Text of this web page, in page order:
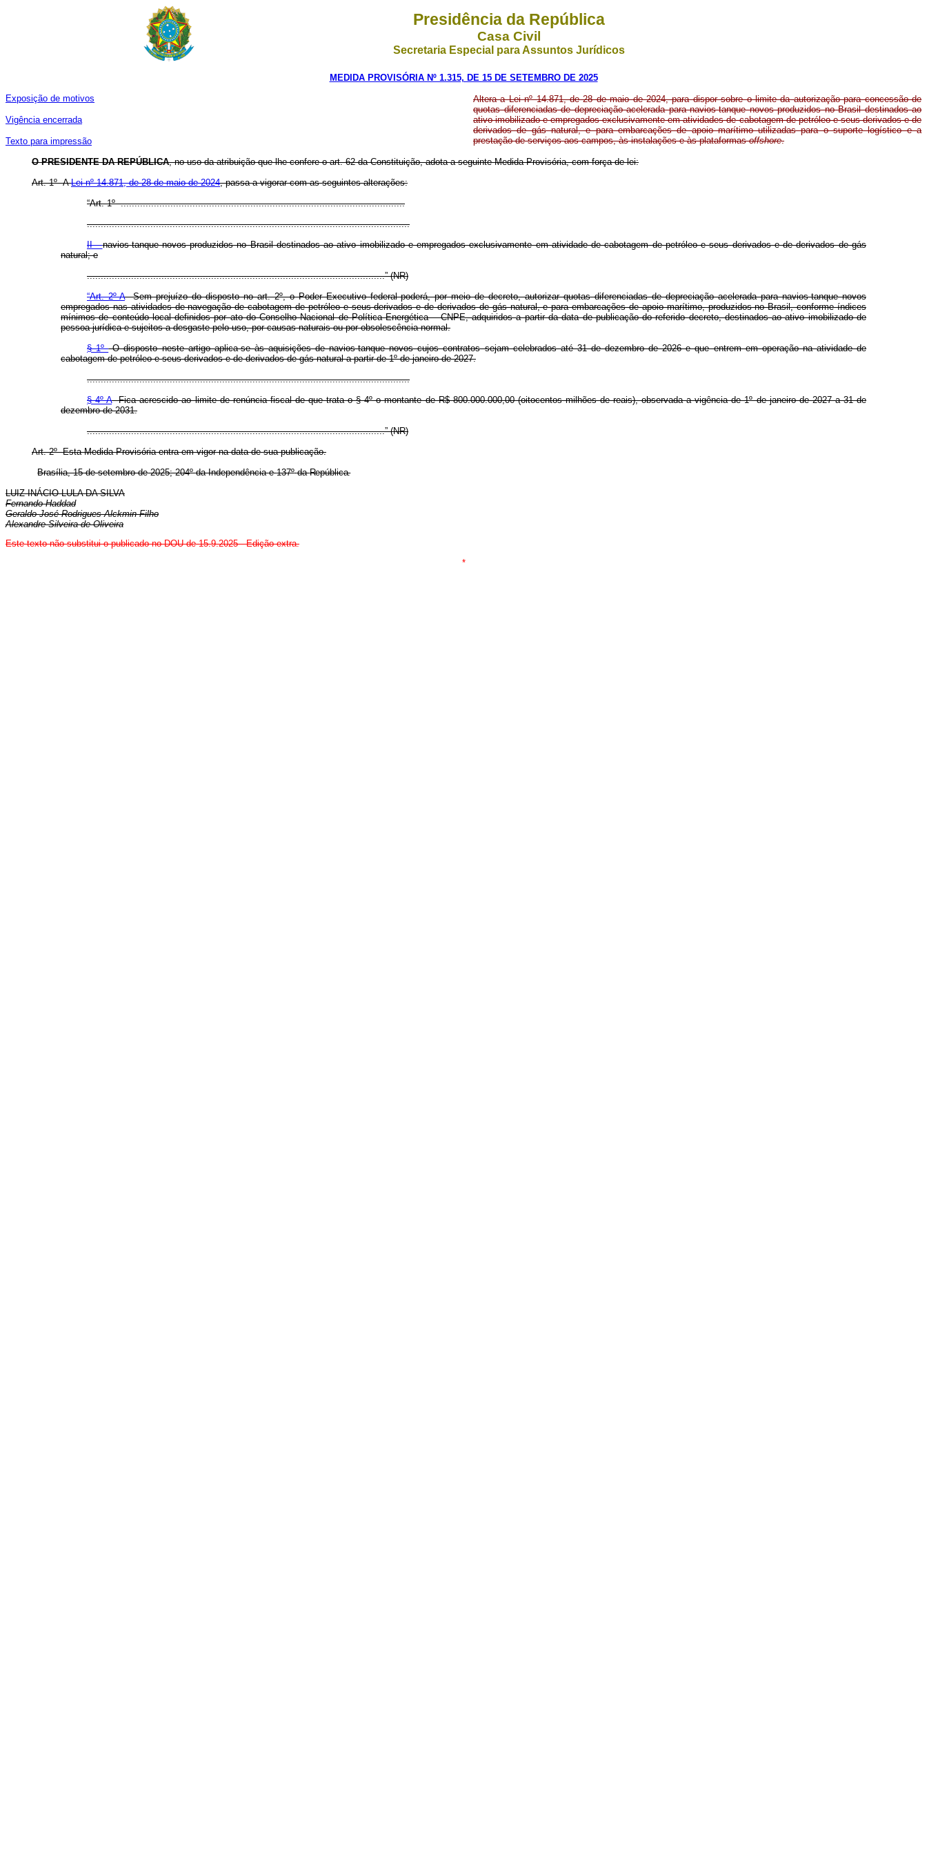
Presidência da República
Casa Civil
Secretaria Especial para Assuntos Jurídicos
MEDIDA PROVISÓRIA Nº 1.315, DE 15 DE SETEMBRO DE 2025
Exposição de motivos
Vigência encerrada
Texto para impressão
Altera a Lei nº 14.871, de 28 de maio de 2024, para dispor sobre o limite da autorização para concessão de
quotas diferenciadas de depreciação acelerada para navios-tanque novos produzidos no Brasil destinados ao
ativo imobilizado e empregados exclusivamente em atividades de cabotagem de petróleo e seus derivados e de
derivados de gás natural, e para embarcações de apoio marítimo utilizadas para o suporte logístico e a
prestação de serviços aos campos, às instalações e às plataformasoffshore.
O PRESIDENTE DA REPÚBLICA, no uso da atribuição que lhe confere o art. 62 da Constituição, adota a seguinte Medida Provisória, com força de lei:
Art. 1º ALei nº 14.871, de 28 de maio de 2024, passa a vigorar com as seguintes alterações:
“Art. 1º .......................................................................................................
.....................................................................................................................
II -navios-tanque novos produzidos no Brasil destinados ao ativo imobilizado e empregados exclusivamente em atividade de cabotagem de petróleo e seus derivados e de derivados de gás
natural; e
............................................................................................................” (NR)
“Art. 2º-ASem prejuízo do disposto no art. 2º, o Poder Executivo federal poderá, por meio de decreto, autorizar quotas diferenciadas de depreciação acelerada para navios-tanque novos
empregados nas atividades de navegação de cabotagem de petróleo e seus derivados e de derivados de gás natural, e para embarcações de apoio marítimo, produzidos no Brasil, conforme índices
mínimos de conteúdo local definidos por ato do Conselho Nacional de Política Energética – CNPE, adquiridos a partir da data de publicação do referido decreto, destinados ao ativo imobilizado de
pessoa jurídica e sujeitos a desgaste pelo uso, por causas naturais ou por obsolescência normal.
§ 1ºO disposto neste artigo aplica-se às aquisições de navios-tanque novos cujos contratos sejam celebrados até 31 de dezembro de 2026 e que entrem em operação na atividade de
cabotagem de petróleo e seus derivados e de derivados de gás natural a partir de 1º de janeiro de 2027.
.....................................................................................................................
§ 4º-AFica acrescido ao limite de renúncia fiscal de que trata o § 4º o montante de R$ 800.000.000,00 (oitocentos milhões de reais), observada a vigência de 1º de janeiro de 2027 a 31 de
dezembro de 2031.
............................................................................................................” (NR)
Art. 2º Esta Medida Provisória entra em vigor na data de sua publicação.
Brasília, 15 de setembro de 2025; 204º da Independência e 137º daRepública.
LUIZ INÁCIO LULA DA SILVA
Fernando Haddad
Geraldo José Rodrigues Alckmin Filho
Alexandre Silveira de Oliveira
Este texto não substitui o publicado no DOU de 15.9.2025 - Edição extra.
*